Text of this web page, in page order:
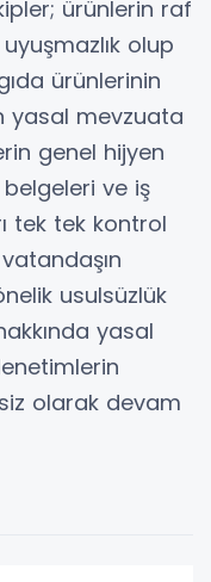
ürünlerin raf
olup
ürünlerinin
yasal mevzuata
genel hijyen
ve iş
tek tek kontrol
usulsüzlük
yasal
olarak devam